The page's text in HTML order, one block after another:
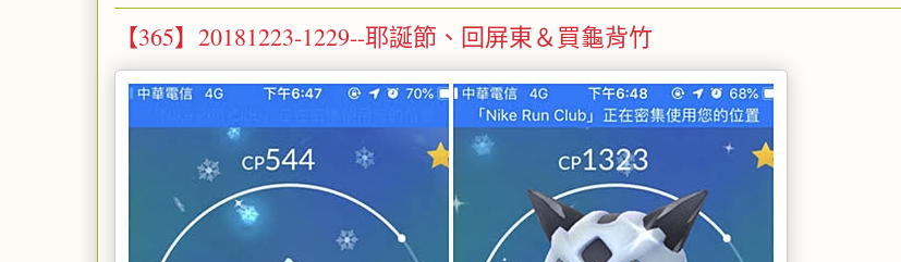
【365】20181223-1229--耶誕節、回屏東＆買龜背竹